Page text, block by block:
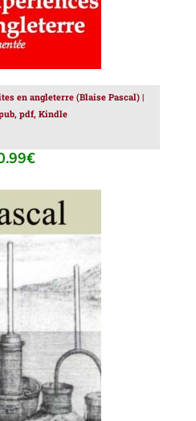
en angleterre (Blaise Pascal) |
pdf, Kindle
€
/ DÉTAILS